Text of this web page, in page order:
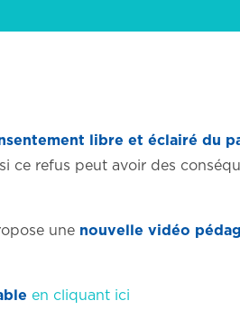
libre et éclairé du
ce refus peut avoir des
une nouvelle vidéo
en cliquant ici